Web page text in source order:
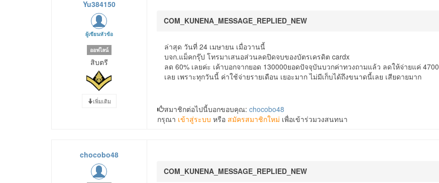
Yu384150
ผู้เขียนหัวข้อ
ออฟไลน์
สิบตรี
เพิ่มเติม
COM_KUNENA_MESSAGE_REPLIED_NEW
ล่าสุด วันที่ 24 เมษายน เมื่อวานนี้
บจก.แม็คกรุ๊ป โทรมาเสนอส่วนลดปิดจบของบัตรเครดิต cardx
ลด 60% เลยค่ะ เค้าบอกจากยอด 130000ยอดปัจจุบันบวกค่าทวงถามแล้ว ลดให้จ่ายแค่
เลย เพราะทุกวันนี้ ค่าใช้จ่ายรายเดือน เยอะมาก ไม่มีเก็บได้ถึงขนาดนี้เลย เสียดายมาก
สมาชิกต่อไปนี้บอกขอบคุณ: chocobo48
กรุณา เข้าสู่ระบบ หรือ สมัครสมาชิกใหม่ เพื่อเข้าร่วมวงสนทนา
chocobo48
COM_KUNENA_MESSAGE_REPLIED_NEW